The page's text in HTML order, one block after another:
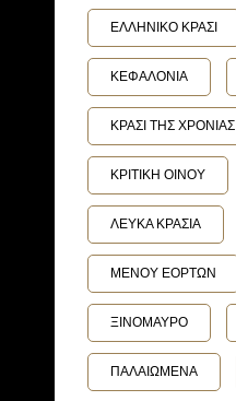
ΕΛΛΗΝΙΚΟ ΚΡΑΣΙ
ΚΕΦΑΛΟΝΙΑ
ΚΡΑΣΙ ΤΗΣ ΧΡΟΝΙΑΣ
ΚΡΙΤΙΚΗ ΟΙΝΟΥ
ΛΕΥΚΑ ΚΡΑΣΙΑ
ΜΕΝΟΥ ΕΟΡΤΩΝ
ΞΙΝΟΜΑΥΡΟ
ΠΑΛΑΙΩΜΕΝΑ